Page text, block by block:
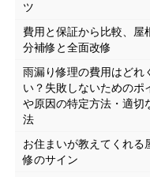
ツ
費用と保証から比較、屋
分補修と全面改修
雨漏り修理の費用はどれ
い？失敗しないためのポ
や原因の特定方法・適切
法
お住まいが教えてくれる
修のサイン